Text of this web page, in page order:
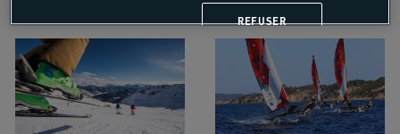
Snowboard
REFUSER